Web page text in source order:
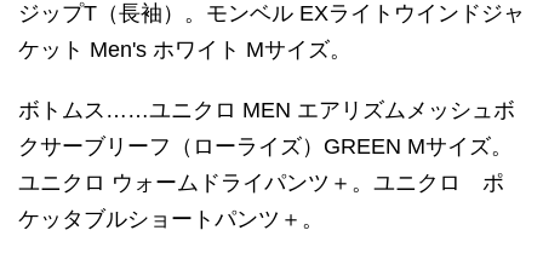
ジップT（長袖）。モンベル EXライトウインドジャ
ケット Men's ホワイト Mサイズ。
ボトムス……ユニクロ MEN エアリズムメッシュボ
クサーブリーフ（ローライズ）GREEN Mサイズ。
ユニクロ ウォームドライパンツ＋。ユニクロ ポ
ケッタブルショートパンツ＋。